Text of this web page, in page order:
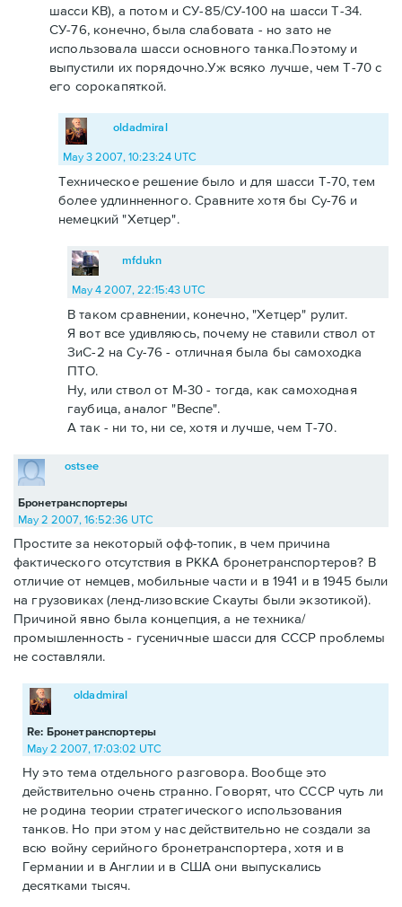
шасси КВ), а потом и СУ-85/СУ-100 на шасси Т-34.
СУ-76, конечно, была слабовата - но зато не
использовала шасси основного танка.Поэтому и
выпустили их порядочно.Уж всяко лучше, чем Т-70 с
его сорокапяткой.
oldadmiral
May 3 2007, 10:23:24 UTC
Техническое решение было и для шасси Т-70, тем
более удлинненного. Сравните хотя бы Су-76 и
немецкий "Хетцер".
mfdukn
May 4 2007, 22:15:43 UTC
В таком сравнении, конечно, "Хетцер" рулит.
Я вот все удивляюсь, почему не ставили ствол от
ЗиС-2 на Су-76 - отличная была бы самоходка
ПТО.
Ну, или ствол от М-30 - тогда, как самоходная
гаубица, аналог "Веспе".
А так - ни то, ни се, хотя и лучше, чем Т-70.
Бронетранспортеры
ostsee
May 2 2007, 16:52:36 UTC
Простите за некоторый офф-топик, в чем причина
фактического отсутствия в РККА бронетранспортеров? В
отличие от немцев, мобильные части и в 1941 и в 1945 были
на грузовиках (ленд-лизовские Скауты были экзотикой).
Причиной явно была концепция, а не техника/
промышленность - гусеничные шасси для СССР проблемы
не составляли.
Re: Бронетранспортеры
oldadmiral
May 2 2007, 17:03:02 UTC
Ну это тема отдельного разговора. Вообще это
действительно очень странно. Говорят, что СССР чуть ли
не родина теории стратегического использования
танков. Но при этом у нас действительно не создали за
всю войну серийного бронетранспортера, хотя и в
Германии и в Англии и в США они выпускались
десятками тысяч.